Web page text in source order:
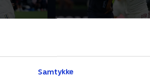
Samtykke
mellem
Uruguay-Spanien
Se eller gense VM-